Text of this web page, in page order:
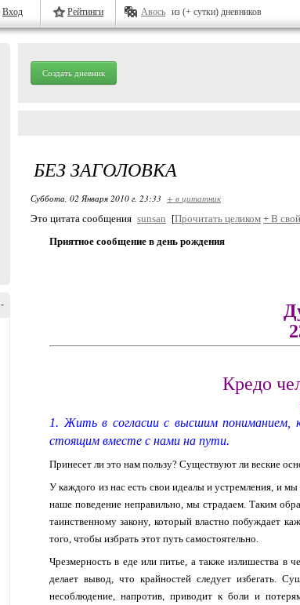
Вход Рейтинги Авось из (+ сутки) дневников
-
Создать дневник
БЕЗ ЗАГОЛОВКА
Суббота, 02 Января 2010 г. 23:33 + в цитатник
Это цитата сообщения sunsan [Прочитать целиком + В
Приятное сообщение в день рождения
Кредо
1. Жить в согласии с высшим пониманием,
стоящим вместе с нами на пути.
Принесет ли это нам пользу? Существуют ли веские
У каждого из нас есть свои идеалы и устремления, и
наше поведение неправильно, мы страдаем. Таким
таинственному закону, который властно побуждает
того, чтобы избрать этот путь самостоятельно.
Чрезмерность в еде или питье, а также излишества в
делает вывод, что крайностей следует избегать.
несоблюдение, напротив, приводит к боли и